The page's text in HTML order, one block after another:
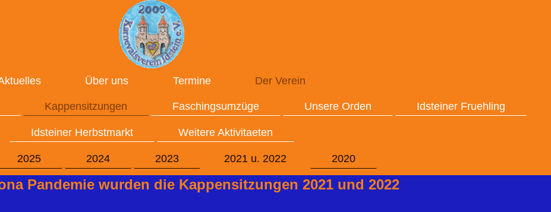
Über uns Termine Der Verein
Kappensitzungen Faschingsumzüge Unsere Orden Idsteiner Fruehling
Idsteiner Herbstmarkt Weitere Aktivitaeten
2025 2024 2023 2021 u. 2022 2020
Pandemie wurden die Kappensitzungen 2021 und 2022